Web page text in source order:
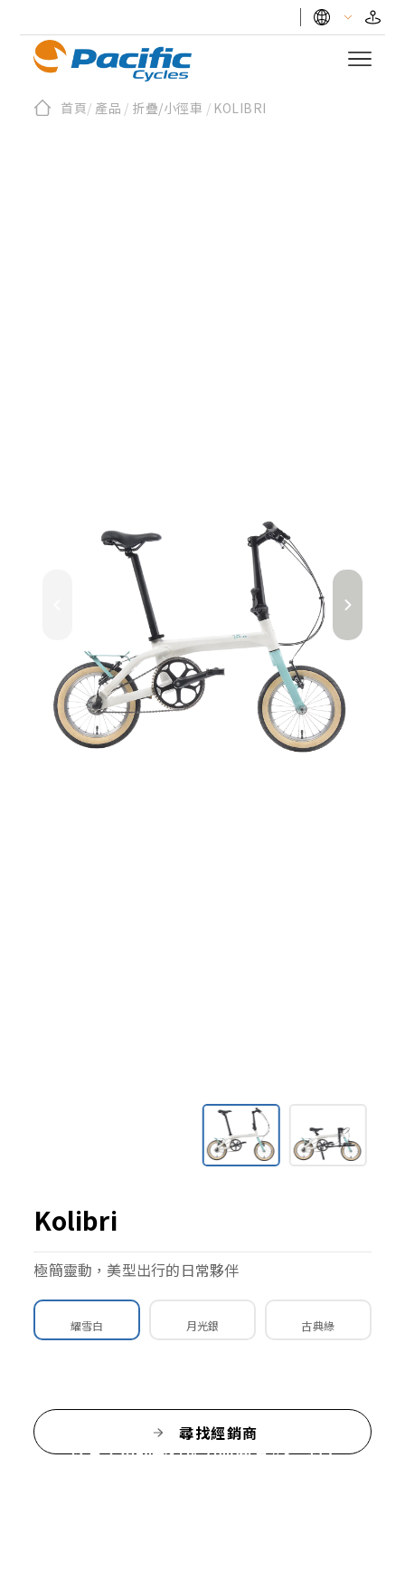
首頁/ 產品 / 折疊/小徑車 /KOLIBRI
Kolibri
極簡靈動，美型出行的日常夥伴
耀雪白 月光銀 古典綠
尋找經銷商
以其出色的飛行能力而聞名。這款自